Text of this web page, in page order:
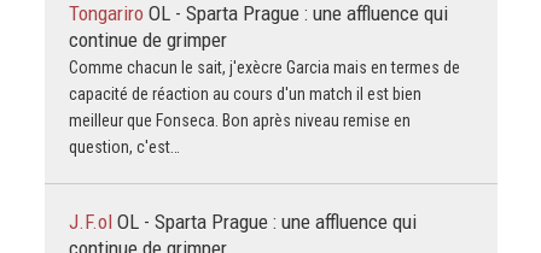
Tongariro OL - Sparta Prague : une affluence qui
continue de grimper
Comme chacun le sait, j'exècre Garcia mais en termes de
capacité de réaction au cours d'un match il est bien
meilleur que Fonseca. Bon après niveau remise en
question, c'est…
J.F.ol OL - Sparta Prague : une affluence qui